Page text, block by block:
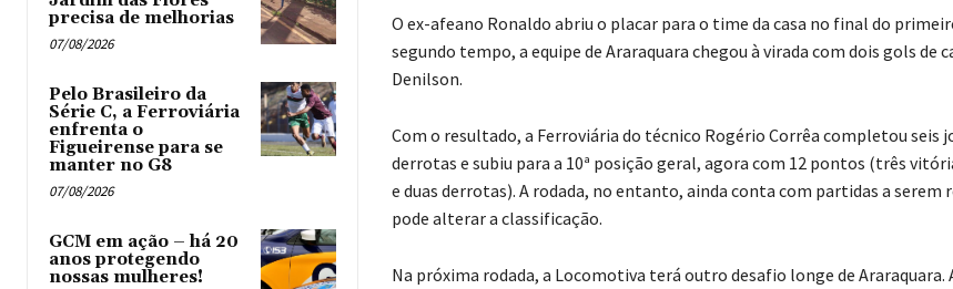
precisa de melhorias
07/08/2026
Pelo Brasileiro da
Série C, a Ferroviária
enfrenta o
Figueirense para se
manter no G8
07/08/2026
GCM em ação – há 20
anos protegendo
nossas mulheres!
O ex-afeano Ronaldo abriu o placar para o time da casa no final do
segundo tempo, a equipe de Araraquara chegou à virada com dois gols de
Denilson.
Com o resultado, a Ferroviária do técnico Rogério Corrêa completou seis
derrotas e subiu para a 10ª posição geral, agora com 12 pontos (três
e duas derrotas). A rodada, no entanto, ainda conta com partidas a serem
pode alterar a classificação.
Na próxima rodada, a Locomotiva terá outro desafio longe de Araraquara.